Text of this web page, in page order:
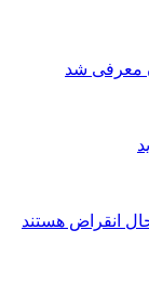
معرفی شد
انقراض هستند